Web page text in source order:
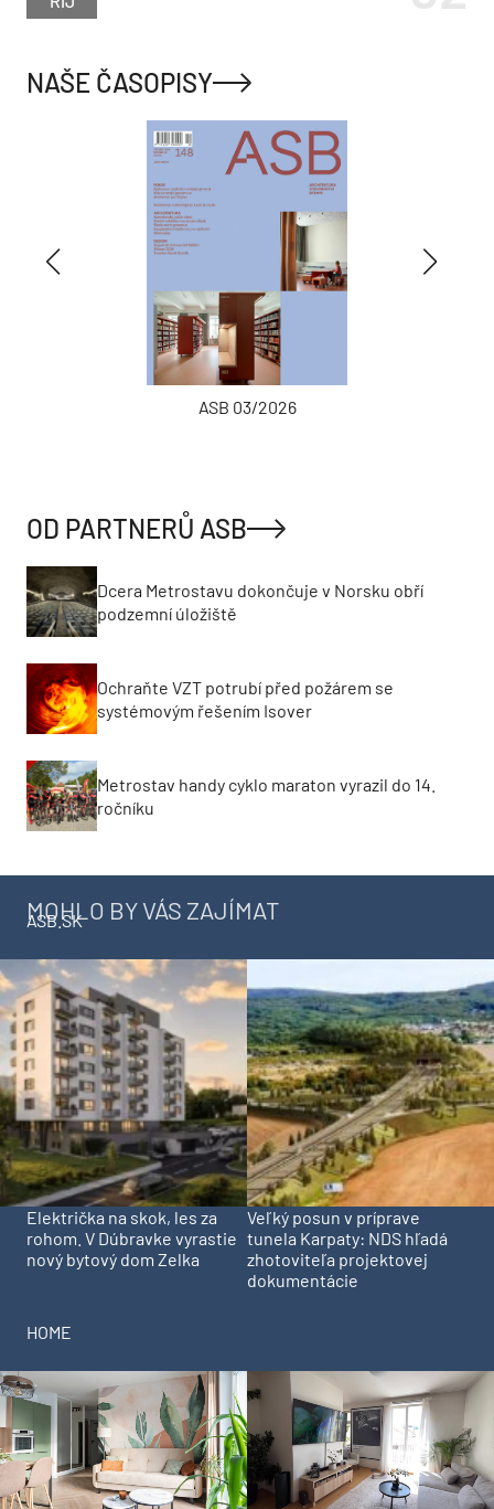
NAŠE ČASOPISY
ASB 03/2026
OD PARTNERŮ ASB
Dcera Metrostavu dokončuje v Norsku obří
podzemní úložiště
Ochraňte VZT potrubí před požárem se
systémovým řešením Isover
Metrostav handy cyklo maraton vyrazil do 14.
ročníku
MOHLO BY VÁS ZAJÍMAT
ASB.SK
Električka na skok, les za
rohom. V Dúbravke vyrastie
nový bytový dom Zelka
Veľký posun v príprave
tunela Karpaty: NDS hľadá
zhotoviteľa projektovej
dokumentácie
HOME